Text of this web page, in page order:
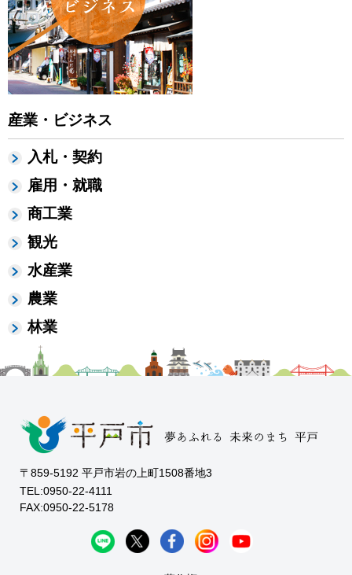
産業・ビジネス
入札・契約
雇用・就職
商工業
観光
水産業
農業
林業
〒859-5192 平戸市岩の上町1508番地3
TEL:0950-22-4111
FAX:0950-22-5178